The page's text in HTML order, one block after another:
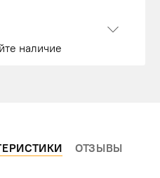
наличие
ОТЗЫВЫ